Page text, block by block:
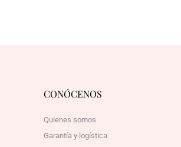
CONÓCENOS
Quienes somos
Garantía y logística